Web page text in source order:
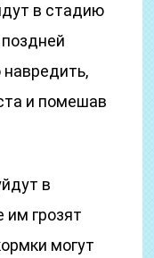
в стадию
и помешав
в
им грозят
могут